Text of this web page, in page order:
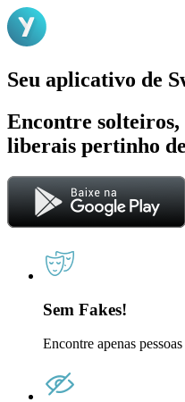
Seu aplicativo de
Encontre solteiros,
liberais pertinho
Sem Fakes!
Encontre apenas